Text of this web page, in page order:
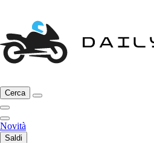
Cerca
Novità
Saldi